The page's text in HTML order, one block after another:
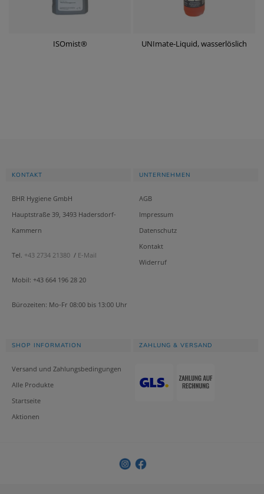
ISOmist® UNImate-Liquid, wasserlöslich
KONTAKT
BHR Hygiene GmbH
Hauptstraße 39, 3493 Hadersdorf-
Kammern
Tel. +43 2734 21380 / E-Mail
Mobil: +43 664 196 28 20
Bürozeiten: Mo-Fr 08:00 bis 13:00 Uhr
UNTERNEHMEN
AGB
Impressum
Datenschutz
Kontakt
Widerruf
SHOP INFORMATION
Versand und Zahlungsbedingungen
Alle Produkte
Startseite
Aktionen
ZAHLUNG & VERSAND